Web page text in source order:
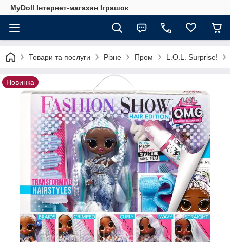
MyDoll Інтернет-магазин Іграшок
Товари та послуги Різне Пром L.O.L. Surprise!
Новинка